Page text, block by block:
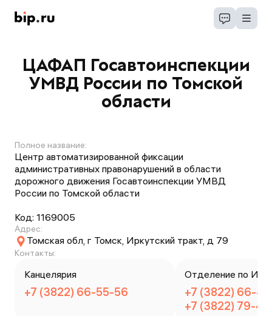
ЦАФАП Госавтоинспекции
УМВД России по Томской
области
Полное название:
Центр автоматизированной фиксации
административных правонарушений в области
дорожного движения Госавтоинспекции УМВД
России по Томской области
Код: 1169005
Адрес:
Томская обл, г Томск, Иркутский тракт, д 79
Контакты:
Канцелярия
+7 (3822) 66-55-56
Отделение по ИАЗ
+7 (3822) 66-
+7 (3822) 79-